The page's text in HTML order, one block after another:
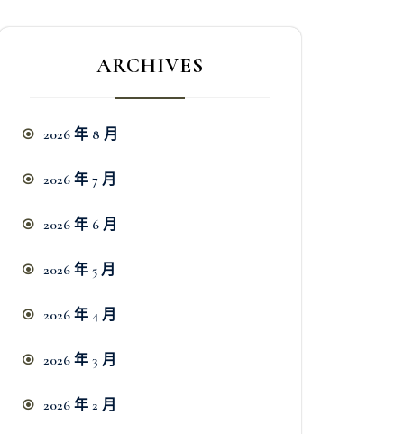
ARCHIVES
2026 年 8 月
2026 年 7 月
2026 年 6 月
2026 年 5 月
2026 年 4 月
2026 年 3 月
2026 年 2 月